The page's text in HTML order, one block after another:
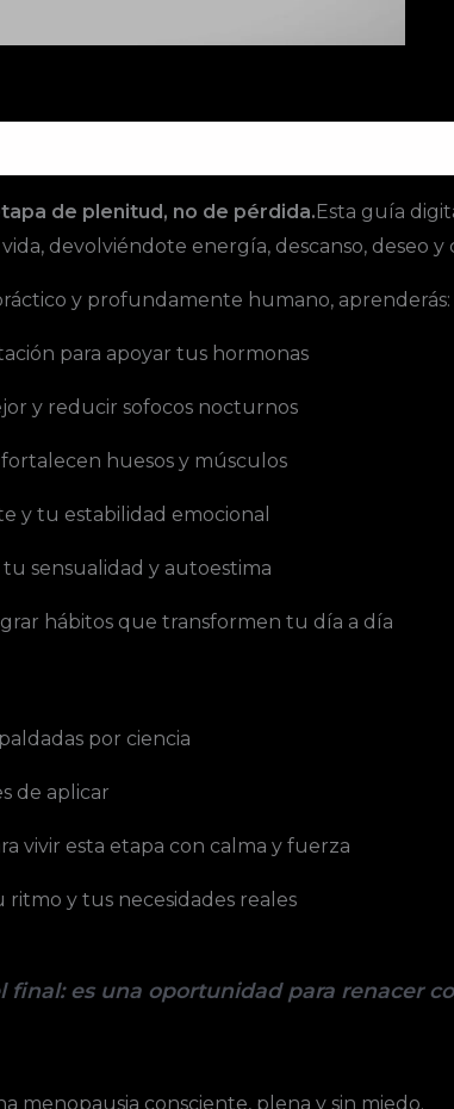
de plenitud, no de pérdida.Esta guía
devolviéndote energía, descanso, deseo
y profundamente humano, aprenderás:
para apoyar tus hormonas
y reducir sofocos nocturnos
huesos y músculos
y tu estabilidad emocional
sensualidad y autoestima
hábitos que transformen tu día a día
por ciencia
de aplicar
vivir esta etapa con calma y fuerza
y tus necesidades reales
final: es una oportunidad para renacer
menopausia consciente, plena y sin miedo.